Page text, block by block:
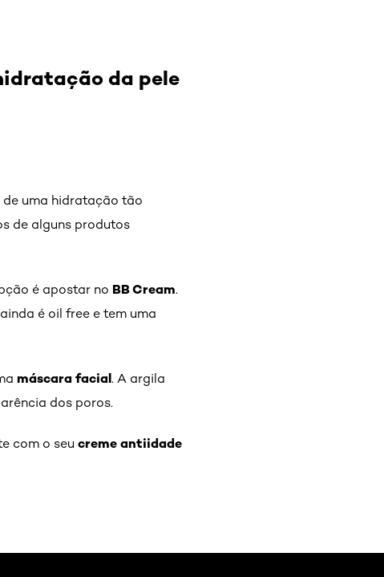
da pele
uma hidratação tão
de alguns produtos
é apostar no BB Cream.
é oil free e tem uma
máscara facial. A argila
dos poros.
com o seu creme antiidade